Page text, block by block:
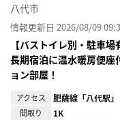
八代市
情報更新日 2026/08/09
【バストイレ別・駐車
長期宿泊に温水暖房便座
ョン部屋！
アクセス 肥薩線「八代駅」
間取り 1K